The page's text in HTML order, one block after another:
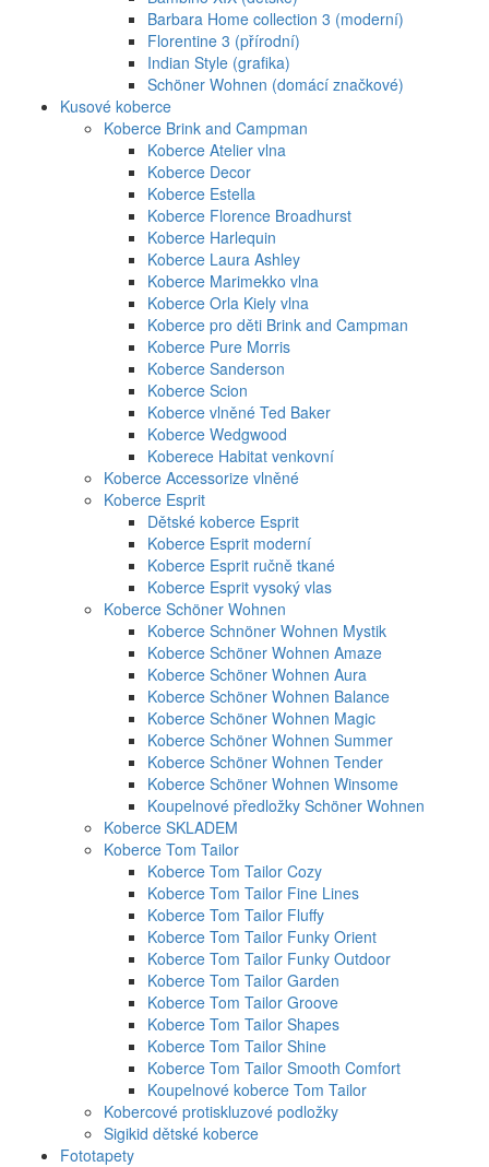
Barbara Home collection 3 (moderní)
Florentine 3 (přírodní)
Indian Style (grafika)
Schöner Wohnen (domácí značkové)
Kusové koberce
Koberce Brink and Campman
Koberce Atelier vlna
Koberce Decor
Koberce Estella
Koberce Florence Broadhurst
Koberce Harlequin
Koberce Laura Ashley
Koberce Marimekko vlna
Koberce Orla Kiely vlna
Koberce pro děti Brink and Campman
Koberce Pure Morris
Koberce Sanderson
Koberce Scion
Koberce vlněné Ted Baker
Koberce Wedgwood
Koberece Habitat venkovní
Koberce Accessorize vlněné
Koberce Esprit
Dětské koberce Esprit
Koberce Esprit moderní
Koberce Esprit ručně tkané
Koberce Esprit vysoký vlas
Koberce Schöner Wohnen
Koberce Schnöner Wohnen Mystik
Koberce Schöner Wohnen Amaze
Koberce Schöner Wohnen Aura
Koberce Schöner Wohnen Balance
Koberce Schöner Wohnen Magic
Koberce Schöner Wohnen Summer
Koberce Schöner Wohnen Tender
Koberce Schöner Wohnen Winsome
Koupelnové předložky Schöner Wohnen
Koberce SKLADEM
Koberce Tom Tailor
Koberce Tom Tailor Cozy
Koberce Tom Tailor Fine Lines
Koberce Tom Tailor Fluffy
Koberce Tom Tailor Funky Orient
Koberce Tom Tailor Funky Outdoor
Koberce Tom Tailor Garden
Koberce Tom Tailor Groove
Koberce Tom Tailor Shapes
Koberce Tom Tailor Shine
Koberce Tom Tailor Smooth Comfort
Koupelnové koberce Tom Tailor
Kobercové protiskluzové podložky
Sigikid dětské koberce
Fototapety